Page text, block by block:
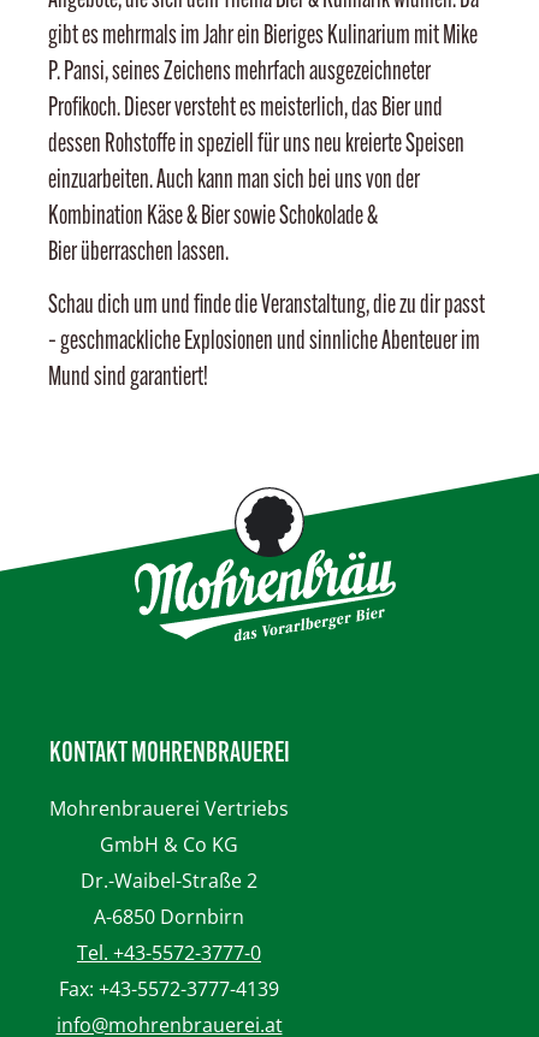
gibt es mehrmals im Jahr ein Bieriges Kulinarium mit Mike
P. Pansi, seines Zeichens mehrfach ausgezeichneter
Profikoch. Dieser versteht es meisterlich, das Bier und
dessen Rohstoffe in speziell für uns neu kreierte Speisen
einzuarbeiten. Auch kann man sich bei uns von der
Kombination Käse & Bier sowie Schokolade &
Bier überraschen lassen.
Schau dich um und finde die Veranstaltung, die zu dir passt
– geschmackliche Explosionen und sinnliche Abenteuer im
Mund sind garantiert!
KONTAKT MOHRENBRAUEREI
Mohrenbrauerei Vertriebs
GmbH & Co KG
Dr.-Waibel-Straße 2
A-6850 Dornbirn
Tel. +43-5572-3777-0
Fax: +43-5572-3777-4139
info@mohrenbrauerei.at